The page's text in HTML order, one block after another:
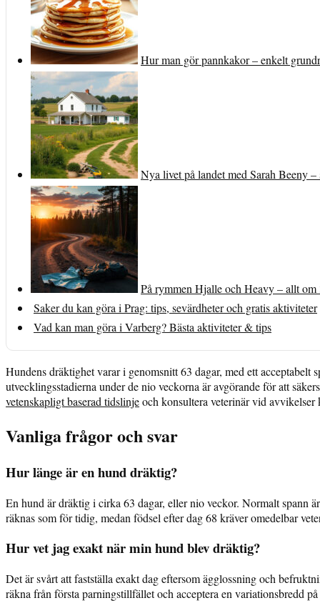
Hur man gör pannkakor – enkelt
Nya livet på landet med Sarah Beeny
På rymmen Hjalle och Heavy – allt
Saker du kan göra i Prag: tips, sevärdheter och gratis aktiviteter
Vad kan man göra i Varberg? Bästa aktiviteter & tips
Hundens dräktighet varar i genomsnitt 63 dagar, med ett
utvecklingsstadierna under de nio veckorna är avgörande för att
vetenskapligt baserad tidslinjeoch konsultera veterinär vid avvikelser
Vanliga frågor och svar
Hur länge är en hund dräktig?
En hund är dräktig i cirka 63 dagar, eller nio veckor. Normalt
räknas som för tidig, medan födsel efter dag 68 kräver omedelbar
Hur vet jag exakt när min hund blev dräktig?
Det är svårt att fastställa exakt dag eftersom ägglossning och
räkna från första parningstillfället och acceptera en variationsbredd